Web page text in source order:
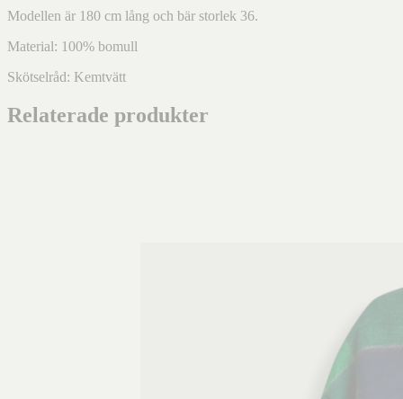
Modellen är 180 cm lång och bär storlek 36.
Material: 100% bomull
Skötselråd: Kemtvätt
Relaterade produkter